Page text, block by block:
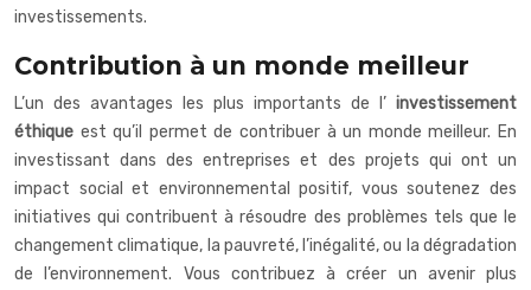
investissements.
Contribution à un monde meilleur
L’un des avantages les plus importants de l’ investissement
éthique est qu’il permet de contribuer à un monde meilleur. En
investissant dans des entreprises et des projets qui ont un
impact social et environnemental positif, vous soutenez des
initiatives qui contribuent à résoudre des problèmes tels que le
changement climatique, la pauvreté, l’inégalité, ou la dégradation
de l’environnement. Vous contribuez à créer un avenir plus